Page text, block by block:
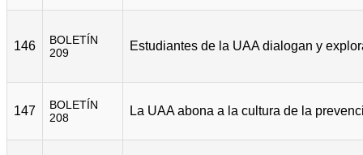
146
BOLETÍN
209
147
BOLETÍN
208